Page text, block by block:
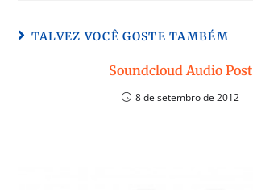
TALVEZ VOCÊ GOSTE TAMBÉM
Soundcloud Audio Post
8 de setembro de 2012